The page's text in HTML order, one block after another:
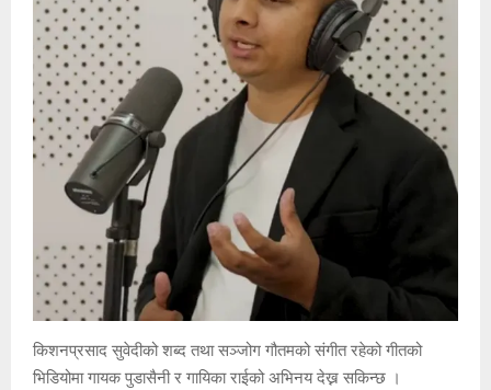
किशनप्रसाद सुवेदीको शब्द तथा सञ्जोग गौतमको संगीत रहेको गीतको
भिडियोमा गायक पुडासैनी र गायिका राईको अभिनय देख्न सकिन्छ ।